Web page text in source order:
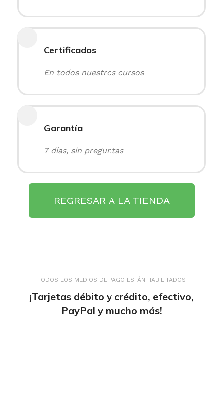
Certificados
En todos nuestros cursos
Garantía
7 días, sin preguntas
REGRESAR A LA TIENDA
TODOS LOS MEDIOS DE PAGO ESTÁN HABILITADOS
¡Tarjetas débito y crédito, efectivo,
PayPal y mucho más!